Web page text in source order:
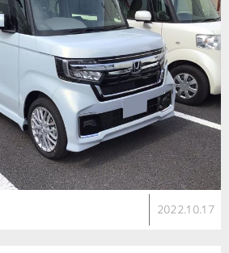
2022.10.17